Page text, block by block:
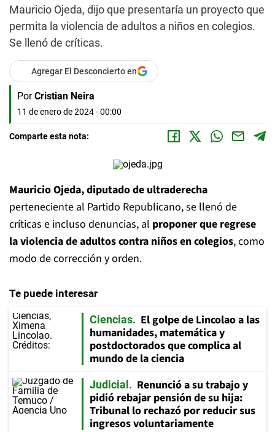
Mauricio Ojeda, dijo que presentaría un proyecto que
permita la violencia de adultos a niños en colegios.
Se llenó de críticas.
Agregar El Desconcierto en
Por Cristian Neira
11 de enero de 2024 - 00:00
Comparte esta nota:
Mauricio Ojeda, diputado de ultraderecha
perteneciente al Partido Republicano, se llenó de
críticas e incluso denuncias, al proponer que regrese
la violencia de adultos contra niños en colegios, como
modo de corrección y orden.
Te puede interesar
Ciencias
El golpe de Lincolao a las
humanidades, matemática y
postdoctorados que complica al
mundo de la ciencia
Judicial
Renunció a su trabajo y
pidió rebajar pensión de su hija:
Tribunal lo rechazó por reducir sus
ingresos voluntariamente